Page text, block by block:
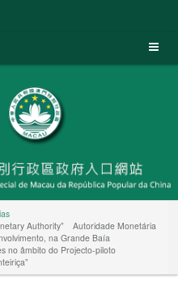
Authority” Autoridade Monetária
na Grande Baía
no âmbito do Projecto-piloto